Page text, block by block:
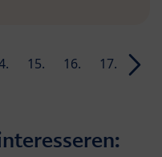
15.
16.
17.
18.